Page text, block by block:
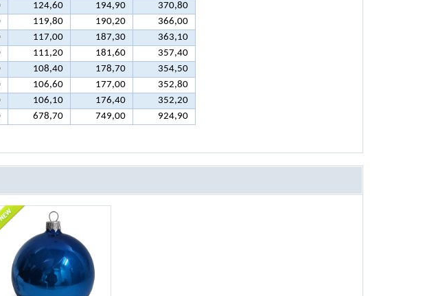
124,60 194,90
370,80
119,80 190,20
366,00
117,00 187,30
363,10
111,20 181,60
357,40
108,40 178,70
354,50
106,60 177,00
352,80
106,10 176,40
352,20
678,70 749,00 924,90